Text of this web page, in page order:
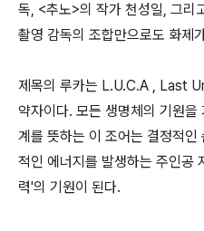
독, <추노>의 작가 천성일, 그리
촬영 감독의 조합만으로도 화제
제목의 루카는 L.U.C.A , Last
약자이다. 모든 생명체의 기원
계를 뜻하는 이 조어는 결정적
적인 에너지를 발생하는 주인공
력'의 기원이 된다.